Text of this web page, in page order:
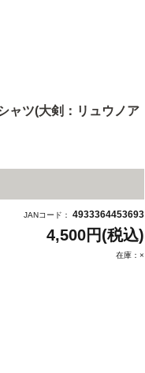
ャツ(大剣：リュウノア
JANコード： 4933364453693
4,500円(税込)
在庫：×